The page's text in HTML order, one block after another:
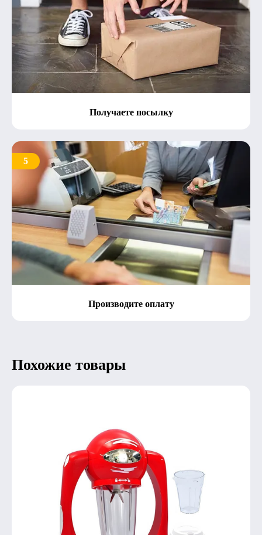
Получаете посылку
5
Производите оплату
Похожие товары